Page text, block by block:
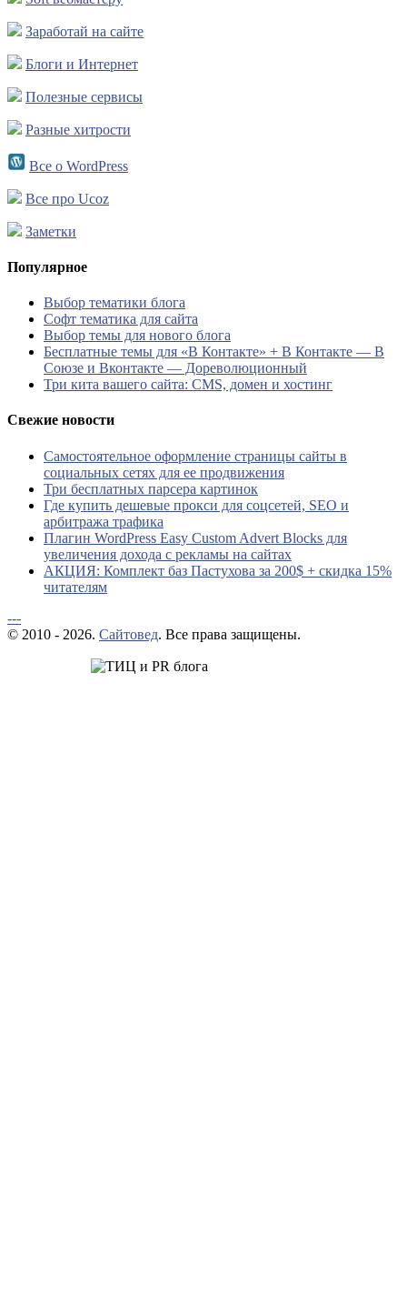
Заработай на сайте
Блоги и Интернет
Полезные сервисы
Разные хитрости
Все о WordPress
Все про Ucoz
Заметки
Популярное
Выбор тематики блога
Софт тематика для сайта
Выбор темы для нового блога
Бесплатные темы для «В Контакте» + В Контакте — В
Союзе и Вконтакте — Дореволюционный
Три кита вашего сайта: CMS, домен и хостинг
Свежие новости
Самостоятельное оформление страницы сайты в
социальных сетях для ее продвижения
Три бесплатных парсера картинок
Где купить дешевые прокси для соцсетей, SEO и
арбитража трафика
Плагин WordPress Easy Custom Advert Blocks для
увеличения дохода с рекламы на сайтах
АКЦИЯ: Комплект баз Пастухова за 200$ + скидка 15%
читателям
---
© 2010 - 2026. Сайтовед. Все права защищены.